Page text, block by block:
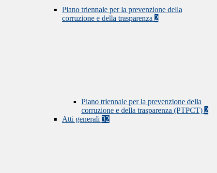
Piano triennale per la prevenzione della
corruzione e della trasparenza 2
Piano triennale per la prevenzione della
corruzione e della trasparenza (PTPCT) 2
Atti generali 32